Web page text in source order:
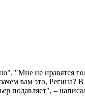
"Мне не нравятся
вам это, Регина?
подавляет", –